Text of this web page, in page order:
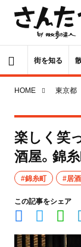
街を知る
HOME 東京都
楽しく笑
酒屋。錦
#錦糸町 #居
この記事をシェア